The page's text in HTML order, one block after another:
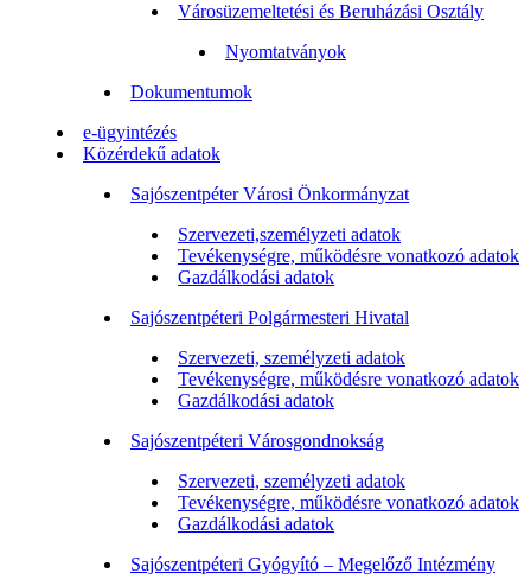
Városüzemeltetési és Beruházási Osztály
Nyomtatványok
Dokumentumok
e-ügyintézés
Közérdekű adatok
Sajószentpéter Városi Önkormányzat
Szervezeti,személyzeti adatok
Tevékenységre, működésre vonatkozó adatok
Gazdálkodási adatok
Sajószentpéteri Polgármesteri Hivatal
Szervezeti, személyzeti adatok
Tevékenységre, működésre vonatkozó adatok
Gazdálkodási adatok
Sajószentpéteri Városgondnokság
Szervezeti, személyzeti adatok
Tevékenységre, működésre vonatkozó adatok
Gazdálkodási adatok
Sajószentpéteri Gyógyító – Megelőző Intézmény